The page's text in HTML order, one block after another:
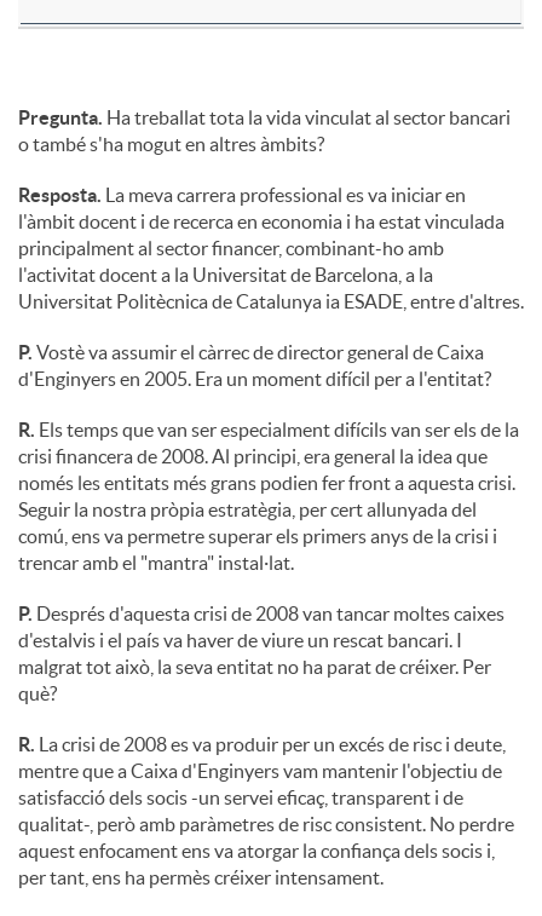
Pregunta. Ha treballat tota la vida vinculat al sector bancari
o també s'ha mogut en altres àmbits?
Resposta. La meva carrera professional es va iniciar en
l'àmbit docent i de recerca en economia i ha estat vinculada
principalment al sector financer, combinant-ho amb
l'activitat docent a la Universitat de Barcelona, a la
Universitat Politècnica de Catalunya ia ESADE, entre d'altres.
P. Vostè va assumir el càrrec de director general de Caixa
d'Enginyers en 2005. Era un moment difícil per a l'entitat?
R. Els temps que van ser especialment difícils van ser els de la
crisi financera de 2008. Al principi, era general la idea que
només les entitats més grans podien fer front a aquesta crisi.
Seguir la nostra pròpia estratègia, per cert allunyada del
comú, ens va permetre superar els primers anys de la crisi i
trencar amb el "mantra" instal·lat.
P. Després d'aquesta crisi de 2008 van tancar moltes caixes
d'estalvis i el país va haver de viure un rescat bancari. I
malgrat tot això, la seva entitat no ha parat de créixer. Per
què?
R. La crisi de 2008 es va produir per un excés de risc i deute,
mentre que a Caixa d'Enginyers vam mantenir l'objectiu de
satisfacció dels socis -un servei eficaç, transparent i de
qualitat-, però amb paràmetres de risc consistent. No perdre
aquest enfocament ens va atorgar la confiança dels socis i,
per tant, ens ha permès créixer intensament.